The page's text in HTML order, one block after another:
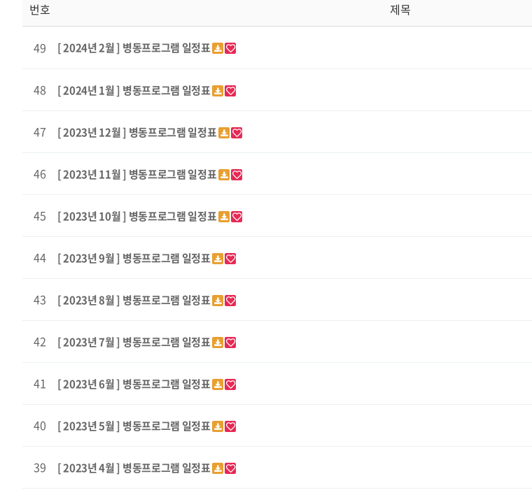
번호 제목
49 [ 2024년 2월 ] 병동프로그램 일정표
48 [ 2024년 1월 ] 병동프로그램 일정표
47 [ 2023년 12월 ] 병동프로그램 일정표
46 [ 2023년 11월 ] 병동프로그램 일정표
45 [ 2023년 10월 ] 병동프로그램 일정표
44 [ 2023년 9월 ] 병동프로그램 일정표
43 [ 2023년 8월 ] 병동프로그램 일정표
42 [ 2023년 7월 ] 병동프로그램 일정표
41 [ 2023년 6월 ] 병동프로그램 일정표
40 [ 2023년 5월 ] 병동프로그램 일정표
39 [ 2023년 4월 ] 병동프로그램 일정표